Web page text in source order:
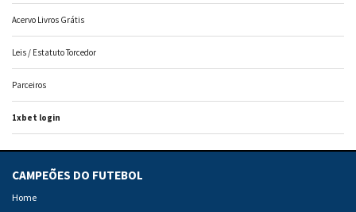
Acervo Livros Grátis
Leis / Estatuto Torcedor
Parceiros
1xbet login
CAMPEÕES DO FUTEBOL
Home